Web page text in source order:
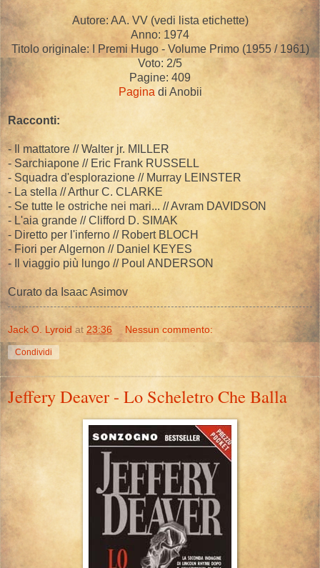
Autore: AA. VV (vedi lista etichette)
Anno: 1974
Titolo originale: I Premi Hugo - Volume Primo (1955 / 1961)
Voto: 2/5
Pagine: 409
Pagina di Anobii
Racconti:
- Il mattatore // Walter jr. MILLER
- Sarchiapone // Eric Frank RUSSELL
- Squadra d'esplorazione // Murray LEINSTER
- La stella // Arthur C. CLARKE
- Se tutte le ostriche nei mari... // Avram DAVIDSON
- L'aia grande // Clifford D. SIMAK
- Diretto per l'inferno // Robert BLOCH
- Fiori per Algernon // Daniel KEYES
- Il viaggio più lungo // Poul ANDERSON
Curato da Isaac Asimov
Jack O. Lyroid at 23:36 Nessun commento:
Condividi
Jeffery Deaver - Lo Scheletro Che Balla